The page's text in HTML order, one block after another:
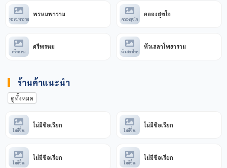
พรหมพาราม
พรหมพาราม
คลองสุขใจ
คลองสุขใจ
ศรีพรหม
ศรีพรหม
หัวเสลาโพธ
หัวเสลาโพธาราม
ร้านค้าแนะนำ
ดูทั้งหมด
ไม่มีชื่อเ
ไม่มีชื่อเรียก
ไม่มีชื่อเ
ไม่มีชื่อเรียก
ไม่มีชื่อเ
ไม่มีชื่อเรียก
ไม่มีชื่อเ
ไม่มีชื่อเรียก